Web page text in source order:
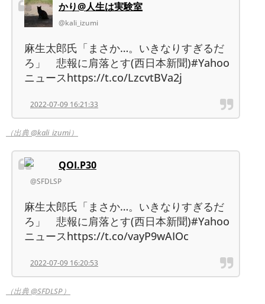
かり@人生は実験室
@kali_izumi
麻生太郎氏「まさか…。いきなりすぎるだ
ろ」 悲報に肩落とす(西日本新聞)#Yahoo
ニュースhttps://t.co/LzcvtBVa2j
2022-07-09 16:21:33
（出典 @kali_izumi）
QOI.P30
@SFDLSP
麻生太郎氏「まさか…。いきなりすぎるだ
ろ」 悲報に肩落とす(西日本新聞)#Yahoo
ニュースhttps://t.co/vayP9wAIOc
2022-07-09 16:20:53
（出典 @SFDLSP）